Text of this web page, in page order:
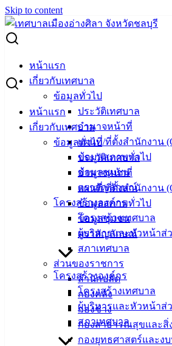
Skip to content
หน้าแรก
เกี่ยวกับเทศบาล
ข้อมูลทั่วไป
ประวัติเทศบาล
อำนาจหน้าที่
แผนที่/ที่ตั้งสำนักงาน
ข้อมูลสภาพทั่วไป
ข้อมูลชุมชน
ตราสัญลักษณ์
โครงสร้างองค์กร
โครงสร้างเทศบาล
ผู้บริหารและหัวหน้าส่
สภาเทศบาล
ส่วนของราชการ
สำนักปลัด
กองคลัง
กองช่าง
กองสาธารณสุขและสิ่
กองยุทธศาสตร์และง
หน้าแรก
เกี่ยวกับเทศบาล
ข้อมูลทั่วไป
ประวัติเทศบาล
อำนาจหน้าที่
แผนที่/ที่ตั้งสำนักงาน
ข้อมูลสภาพทั่วไป
ข้อมูลชุมชน
ตราสัญลักษณ์
โครงสร้างองค์กร
โครงสร้างเทศบาล
ผู้บริหารและหัวหน้าส่
สภาเทศบาล
Search for:
ประกาศเทศบาลเมืองอ่างศิลา เรื่อง รับ
เลือกสรรบุคคลเพื่อเป็นพนักงานจ้าง ปร
พ.ศ.2567
ประกาศเทศบาลเมืองอ่างศิ
สมัครสรรหาและเลือกสรร
พนักงานจ้าง ประจำปีงบป
มกราคม 3, 2024มกราคม 4, 2024
กิจกรรมอ่างศิลา
,ข่าวสารน่ารู้
ผู้ประสงค์สมัครเข้ารับการสรรหาและเ
สามารถติดต่อขอรับใบสมัครได้ที่กองกา
บริการประชาชน เทศบาลเมืองอ่างศิลา
https://www.angsilacity.go.th/node/21127
หลักฐาน ตั้งแต่วันที่ 10 มกราคม 2567 ถึ
ในวันและเวลาราชการ (ระหว่างเวลา
13.00 – 16.30 น.) สอบถามรายละเอียดเ